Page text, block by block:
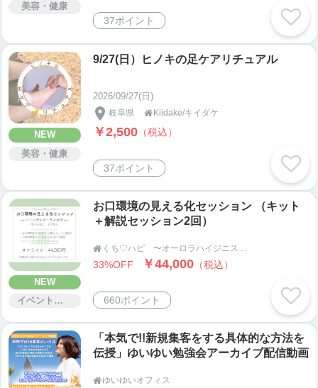
美容・健康
37ポイント
NEW
美容・健康
9/27(日）ヒノキの足ケアリチュアル
2026/09/27(日)
岐阜県  Kiidake/キイダケ
￥2,500 （税込）
37ポイント
NEW
イベント・セミナー・交流会
お口環境の見える化セッション （キット
＋解説セッション2回）

33%OFF ￥44,000 （税込）
660ポイント
「本気で!!新規集客をする具体的な方法を
伝授」ゆいゆい勉強会アーカイブ配信動画
ゆいゆいオフィス